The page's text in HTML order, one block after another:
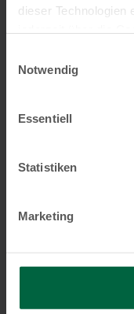
dieser Technologien
Notwendig
Essentiell
Statistiken
Marketing